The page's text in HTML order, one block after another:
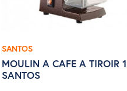
SANTOS
MOULIN A CAFE A TIROIR 1
SANTOS